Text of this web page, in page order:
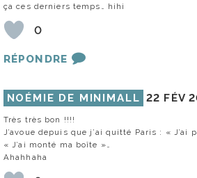
ça ces derniers temps… hihi
0
RÉPONDRE
NOÉMIE DE MINIMALL 22 FÉV
Très très bon !!!!
J’avoue depuis que j’ai quitté Paris : « J’ai
« J’ai monté ma boîte »…
Ahahhaha